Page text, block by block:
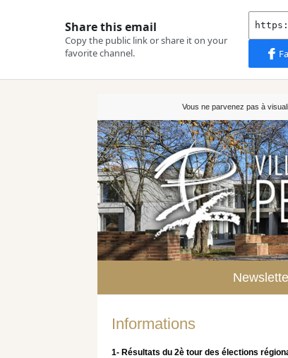
Vous ne parvenez pas à
Informations
1- Résultats du 2è tour des élections